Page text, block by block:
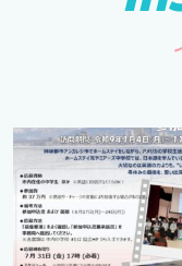
7月 1